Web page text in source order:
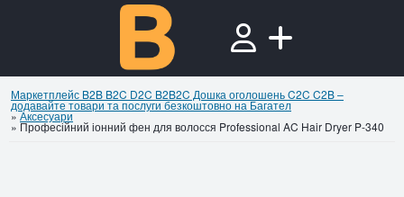
Маркетплейс B2B B2C D2C B2B2C Дошка оголошень C2C C2B –
додавайте товари та послуги безкоштовно на Багател
»Аксесуари
» Професійний іонний фен для волосся Professional AC Hair Dryer P-340